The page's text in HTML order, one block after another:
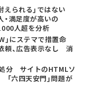
えられる」ではない
・満足度が高いの
人超を分析
」にステマで措置命
頼、広告表示なし 消
分 サイトのHTMLソ
六四天安門」問題が